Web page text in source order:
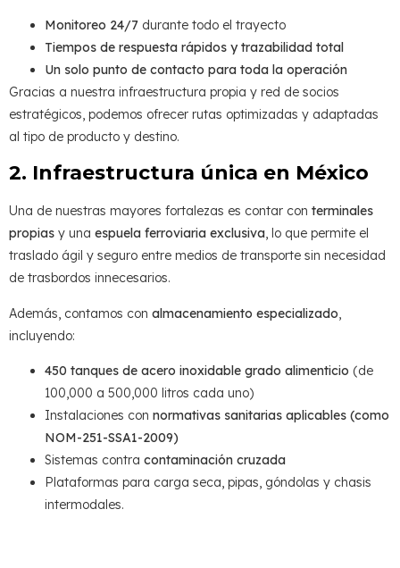
Monitoreo 24/7 durante todo el trayecto
Tiempos de respuesta rápidos y trazabilidad total
Un solo punto de contacto para toda la operación
Gracias a nuestra infraestructura propia y red de socios
estratégicos, podemos ofrecer rutas optimizadas y adaptadas
al tipo de producto y destino.
2. Infraestructura única en México
Una de nuestras mayores fortalezas es contar con terminales
propias y una espuela ferroviaria exclusiva, lo que permite el
traslado ágil y seguro entre medios de transporte sin necesidad
de trasbordos innecesarios.
Además, contamos con almacenamiento especializado
incluyendo:
450 tanques de acero inoxidable grado alimenticio (de
100,000 a 500,000 litros cada uno)
Instalaciones con normativas sanitarias aplicables (como
NOM-251-SSA1-2009)
Sistemas contra contaminación cruzada
Plataformas para carga seca, pipas, góndolas y chasis
intermodales.